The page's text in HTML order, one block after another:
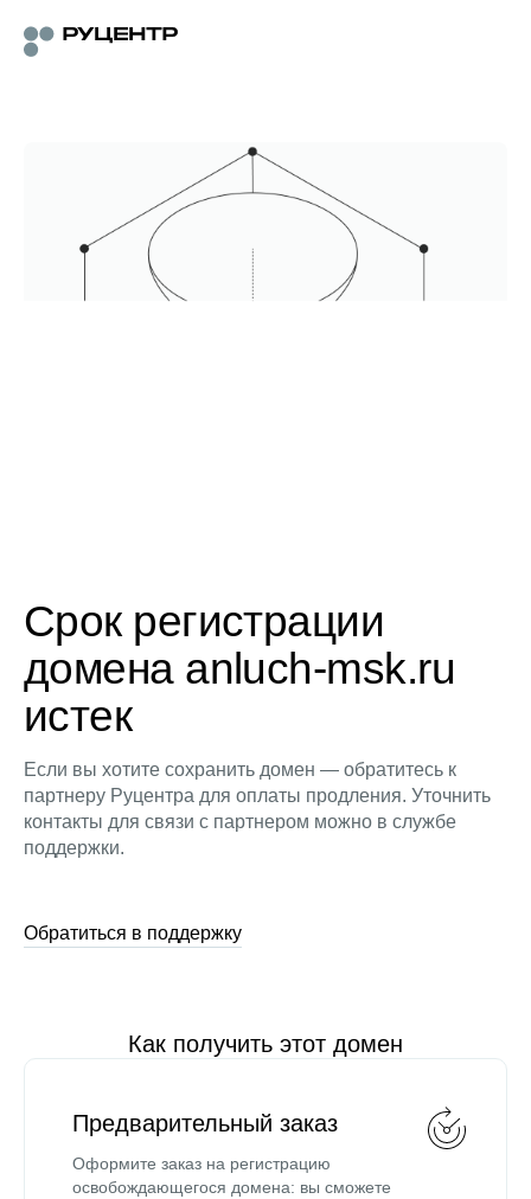
Срок регистрации
домена anluch-msk.ru
истек
Если вы хотите сохранить домен — обратитесь к
партнеру Руцентра для оплаты продления. Уточнить
контакты для связи с партнером можно в службе
поддержки.
Обратиться в поддержку
Как получить этот домен
Предварительный заказ
Оформите заказ на регистрацию
освобождающегося домена: вы сможете